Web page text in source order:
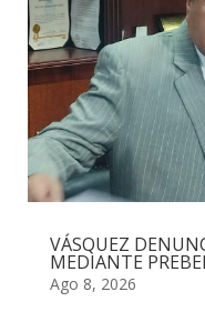
VÁSQUEZ
MEDIANTE
Ago 8, 2026